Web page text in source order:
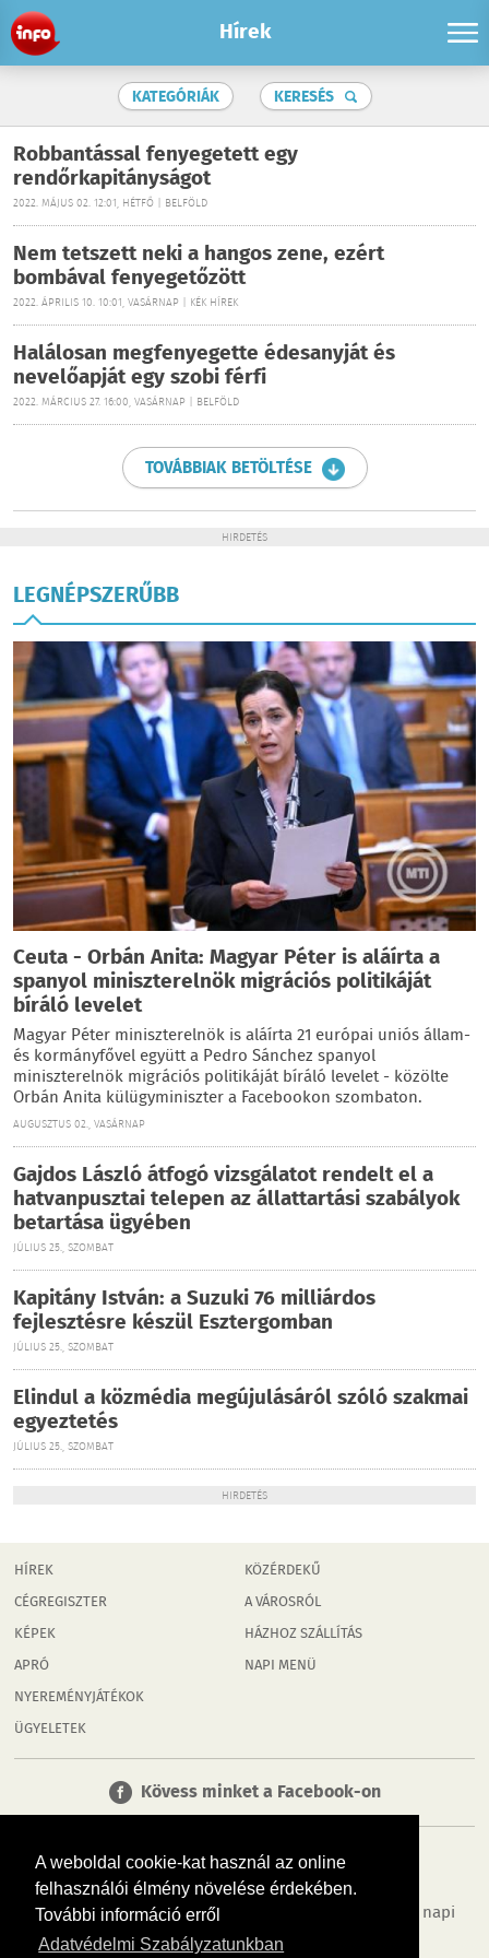
A weboldal cookie-kat használ az online
felhasználói élmény növelése érdekében.
További információ erről
Adatvédelmi Szabályzatunkban
Hírek
KATEGÓRIÁK KERESÉS
Robbantással fenyegetett egy
rendőrkapitányságot
2022. MÁJUS 02. 12:01, HÉTFŐ | BELFÖLD
Nem tetszett neki a hangos zene, ezért
bombával fenyegetőzött
2022. ÁPRILIS 10. 10:01, VASÁRNAP | KÉK HÍREK
Halálosan megfenyegette édesanyját és
nevelőapját egy szobi férfi
2022. MÁRCIUS 27. 16:00, VASÁRNAP | BELFÖLD
TOVÁBBIAK BETÖLTÉSE
HIRDETÉS
LEGNÉPSZERŰBB
Ceuta - Orbán Anita: Magyar Péter is aláírta a
spanyol miniszterelnök migrációs politikáját
bíráló levelet
Magyar Péter miniszterelnök is aláírta 21 európai uniós állam-
és kormányfővel együtt a Pedro Sánchez spanyol
miniszterelnök migrációs politikáját bíráló levelet - közölte
Orbán Anita külügyminiszter a Facebookon szombaton.
AUGUSZTUS 02., VASÁRNAP
Gajdos László átfogó vizsgálatot rendelt el a
hatvanpusztai telepen az állattartási szabályok
betartása ügyében
JÚLIUS 25., SZOMBAT
Kapitány István: a Suzuki 76 milliárdos
fejlesztésre készül Esztergomban
JÚLIUS 25., SZOMBAT
Elindul a közmédia megújulásáról szóló szakmai
egyeztetés
JÚLIUS 25., SZOMBAT
HIRDETÉS
HÍREK
CÉGREGISZTER
KÉPEK
APRÓ
NYEREMÉNYJÁTÉKOK
ÜGYELETEK
KÖZÉRDEKŰ
A VÁROSRÓL
HÁZHOZ SZÁLLÍTÁS
NAPI MENÜ
Kövess minket a Facebook-on
Tudj meg többet városodról! Hírek, programok, képek, napi
menü, cégek…. és minden, ami Orosháza